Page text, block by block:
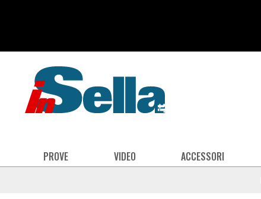
PROVE VIDEO ACCESSORI